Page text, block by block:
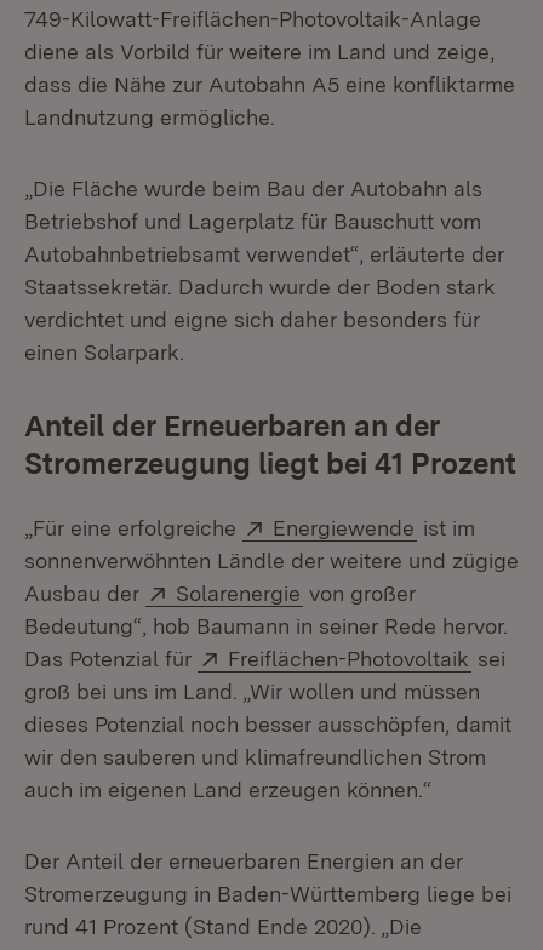
749-Kilowatt-Freiflächen-Photovoltaik-Anlage
diene als Vorbild für weitere im Land und zeige,
dass die Nähe zur Autobahn A5 eine konfliktarme
Landnutzung ermögliche.
„Die Fläche wurde beim Bau der Autobahn als
Betriebshof und Lagerplatz für Bauschutt vom
Autobahnbetriebsamt verwendet“, erläuterte der
Staatssekretär. Dadurch wurde der Boden stark
verdichtet und eigne sich daher besonders für
einen Solarpark.
Anteil der Erneuerbaren an der
Stromerzeugung liegt bei 41 Prozent
„Für eine erfolgreiche Extern:
Energiewende (Öffnet in
ist im
sonnenverwöhnten Ländle der weitere und zügige
Ausbau der
Extern:
Solarenergie (Öffnet in neuem
von großer
Bedeutung“, hob Baumann in seiner Rede hervor.
Das Potenzial für
Extern:
Freiflächen-Photovoltaik sei
groß bei uns im Land. „Wir wollen und müssen
dieses Potenzial noch besser ausschöpfen, damit
wir den sauberen und klimafreundlichen Strom
auch im eigenen Land erzeugen können.“
Der Anteil der erneuerbaren Energien an der
Stromerzeugung in Baden-Württemberg liege bei
rund 41 Prozent (Stand Ende 2020). „Die